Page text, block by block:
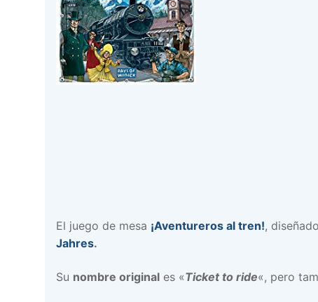
El juego de mesa ¡Aventureros al tren!,
Jahres.
Su nombre original es «Ticket to ride«, pero